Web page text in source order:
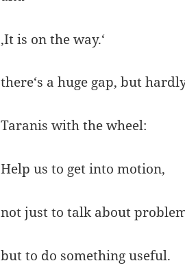
‚It is on the way.‘
there‘s a huge gap, but
Taranis with the wheel:
Help us to get into motion,
not just to talk about
but to do something useful.